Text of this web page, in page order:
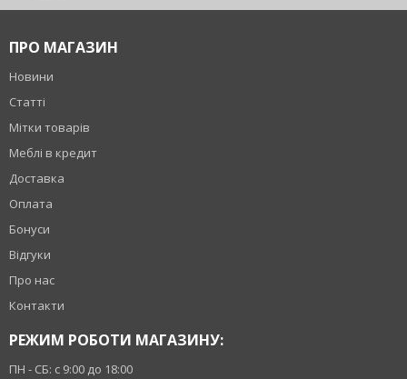
ПРО МАГАЗИН
Новини
Статті
Мітки товарів
Меблі в кредит
Доставка
Оплата
Бонуси
Відгуки
Про нас
Контакти
РЕЖИМ РОБОТИ МАГАЗИНУ:
ПН - СБ: с 9:00 до 18:00